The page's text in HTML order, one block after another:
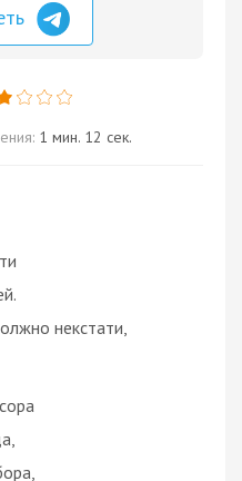
1 мин. 12 сек.
некстати,